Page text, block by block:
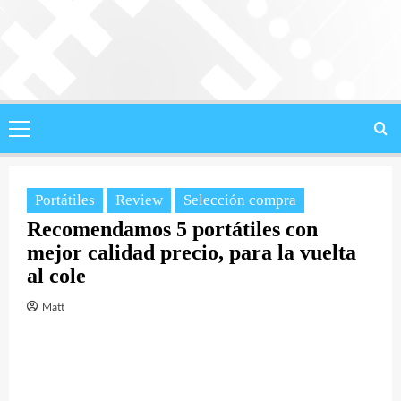
principal
Portátiles Review Selección compra
Recomendamos 5 portátiles con
mejor calidad precio, para la vuelta
al cole
Matt